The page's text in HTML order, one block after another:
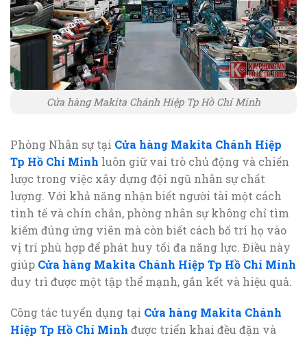
Cửa hàng Makita Chánh Hiệp Tp Hồ Chí Minh
Phòng Nhân sự tại Cửa hàng Makita Chánh Hiệp
Tp Hồ Chí Minh luôn giữ vai trò chủ động và chiến
lược trong việc xây dựng đội ngũ nhân sự chất
lượng. Với khả năng nhận biết người tài một cách
tinh tế và chín chắn, phòng nhân sự không chỉ tìm
kiếm đúng ứng viên mà còn biết cách bố trí họ vào
vị trí phù hợp để phát huy tối đa năng lực. Điều này
giúp Cửa hàng Makita Chánh Hiệp Tp Hồ Chí Minh
duy trì được một tập thể mạnh, gắn kết và hiệu quả.
Công tác tuyển dụng tại Cửa hàng Makita Chánh
Hiệp Tp Hồ Chí Minh được triển khai đều đặn và